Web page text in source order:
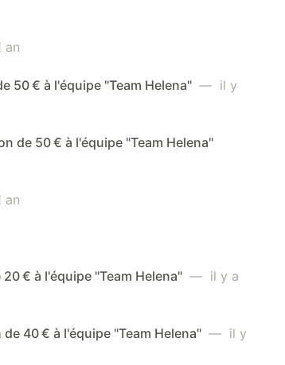
50 € à l'équipe "Team Helena" — il y
de 50 € à l'équipe "Team Helena"
€ à l'équipe "Team Helena" — il y a
40 € à l'équipe "Team Helena" — il y